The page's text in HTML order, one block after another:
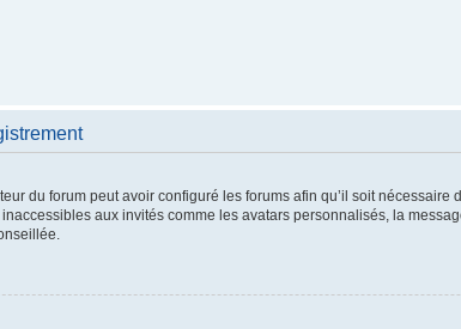
du forum peut avoir configuré les forums afin qu’il soit
aux invités comme les avatars personnalisés, la